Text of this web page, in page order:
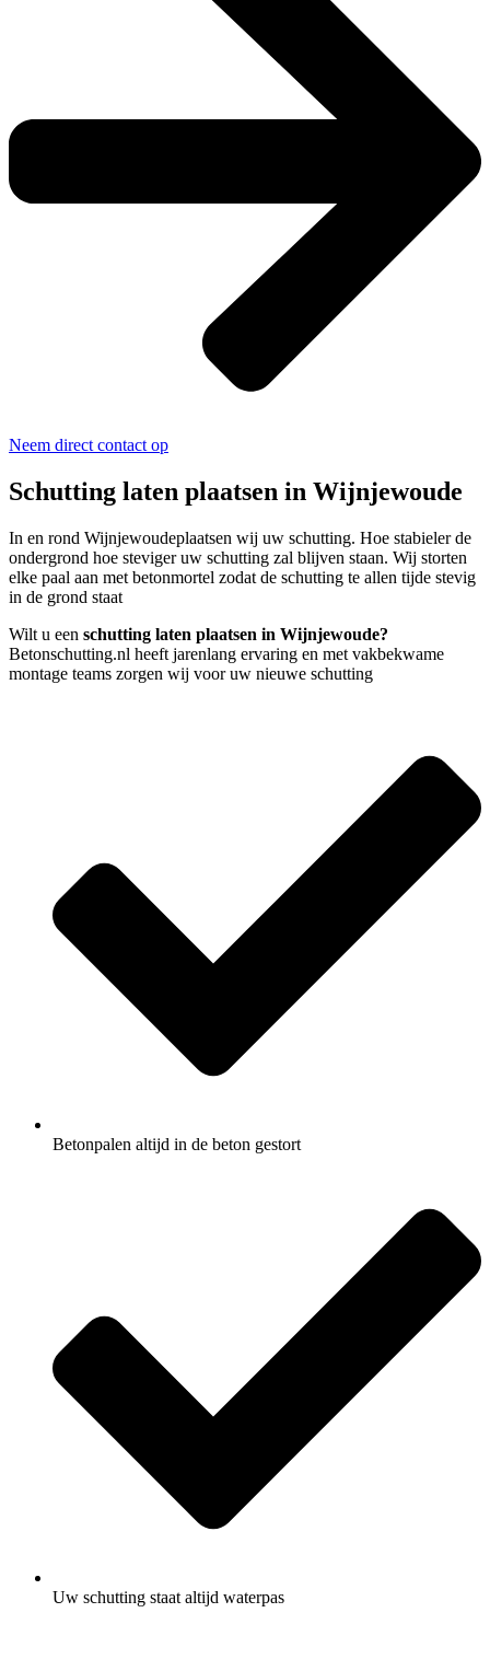
Neem direct contact op
Schutting laten plaatsen in Wijnjewoude
In en rond Wijnjewoudeplaatsen wij uw schutting. Hoe stabieler de
ondergrond hoe steviger uw schutting zal blijven staan. Wij storten
elke paal aan met betonmortel zodat de schutting te allen tijde stevig
in de grond staat
Wilt u een schutting laten plaatsen in Wijnjewoude?
Betonschutting.nl heeft jarenlang ervaring en met vakbekwame
montage teams zorgen wij voor uw nieuwe schutting
Betonpalen altijd in de beton gestort
Uw schutting staat altijd waterpas